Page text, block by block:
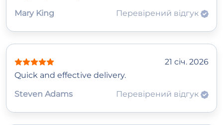
Mary King
Перевірений відгук
21 січ. 2026
Quick and effective delivery.
Steven Adams
Перевірений відгук